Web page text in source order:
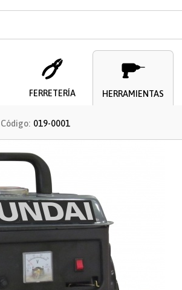
FERRETERÍA HERRAMIENTAS
Código: 019-0001